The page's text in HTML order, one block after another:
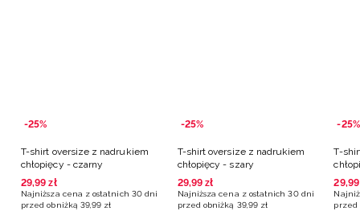
-25%
T-shirt oversize z nadrukiem
chłopięcy - czarny
29,99 zł
Najniższa cena z ostatnich 30 dni
przed obniżką 39,99 zł
-25%
T-shirt oversize z nadrukiem
chłopięcy - szary
29,99 zł
Najniższa cena z ostatnich 30 dni
przed obniżką 39,99 zł
-25%
T-
29,99
przed